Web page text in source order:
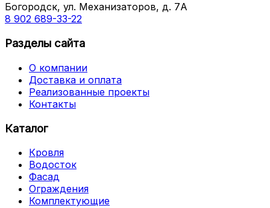
Богородск, ул. Механизаторов, д. 7А
8 902 689-33-22
Разделы сайта
О компании
Доставка и оплата
Реализованные проекты
Контакты
Каталог
Кровля
Водосток
Фасад
Ограждения
Комплектующие